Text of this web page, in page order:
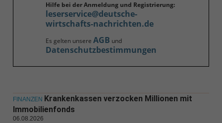
Hilfe bei der Anmeldung und Registrierung:
leserservice@deutsche-
wirtschafts-nachrichten.de
Es gelten unsere AGB und
Datenschutzbestimmungen
FINANZEN Krankenkassen verzocken Millionen mit
Immobilienfonds
06.08.2026